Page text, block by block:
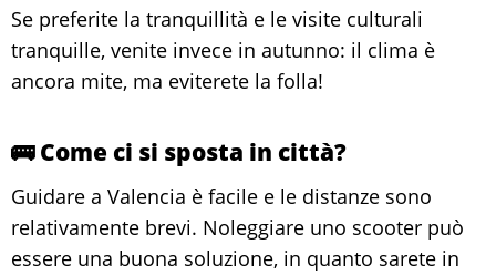
Se preferite la tranquillità e le visite culturali
tranquille, venite invece in autunno: il clima è
ancora mite, ma eviterete la folla!
🚌 Come ci si sposta in città?
Guidare a Valencia è facile e le distanze sono
relativamente brevi. Noleggiare uno scooter può
essere una buona soluzione, in quanto sarete in